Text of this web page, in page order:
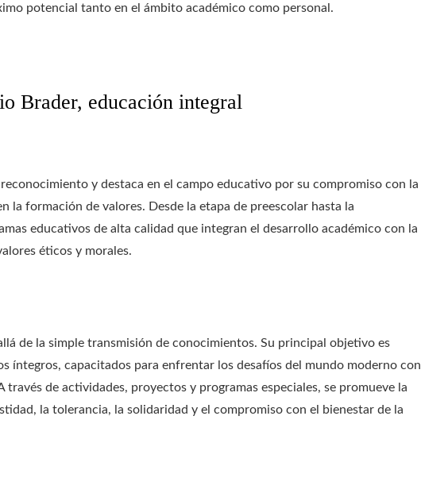
potencial tanto en el ámbito académico como personal.
Brader, educación integral
y destaca en el campo educativo por su compromiso con la
la formación de valores. Desde la etapa de preescolar hasta la
educativos de alta calidad que integran el desarrollo académico con la
éticos y morales.
de la simple transmisión de conocimientos. Su principal objetivo es
íntegros, capacitados para enfrentar los desafíos del mundo moderno con
través de actividades, proyectos y programas especiales, se promueve la
la tolerancia, la solidaridad y el compromiso con el bienestar de la